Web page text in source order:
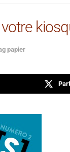
votre
papier